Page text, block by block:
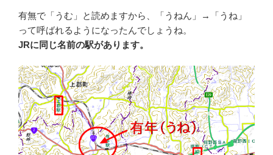
有無で「うむ」と読めますから、「うねん」→「うね」
って呼ばれるようになったんでしょうね。
JRに同じ名前の駅があります。